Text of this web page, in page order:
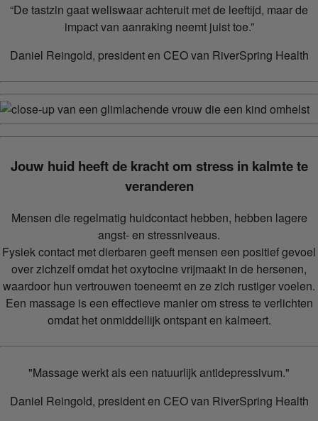
“De tastzin gaat weliswaar achteruit met de leeftijd, maar de
impact van aanraking neemt juist toe.”
Daniel Reingold, president en CEO van RiverSpring Health
Jouw huid heeft de kracht om stress in kalmte te
veranderen
Mensen die regelmatig huidcontact hebben, hebben lagere
angst- en stressniveaus.
Fysiek contact met dierbaren geeft mensen een positief gevoel
over zichzelf omdat het oxytocine vrijmaakt in de hersenen,
waardoor hun vertrouwen toeneemt en ze zich rustiger voelen.
Een massage is een effectieve manier om stress te verlichten
omdat het onmiddellijk ontspant en kalmeert.
"Massage werkt als een natuurlijk antidepressivum."
Daniel Reingold, president en CEO van RiverSpring Health